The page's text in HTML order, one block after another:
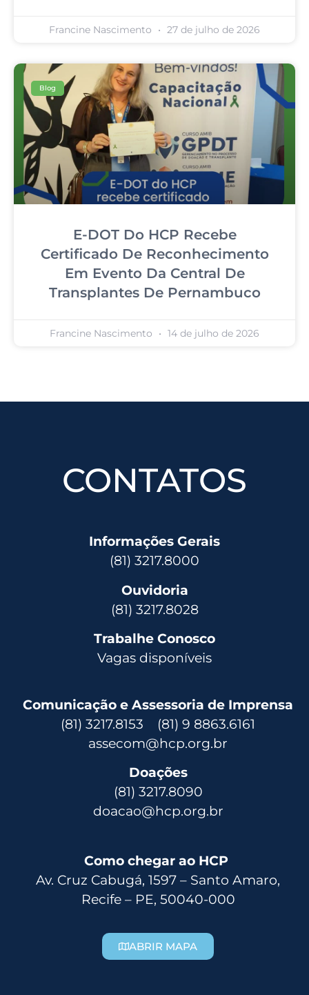
Francine Nascimento 27 de julho de 2026
Blog
E-DOT Do HCP Recebe
Certificado De Reconhecimento
Em Evento Da Central De
Transplantes De Pernambuco
Francine Nascimento 14 de julho de 2026
CONTATOS
Informações Gerais
(81) 3217.8000
Ouvidoria
(81) 3217.8028
Trabalhe Conosco
Vagas disponíveis
Comunicação e Assessoria de Imprensa
(81) 3217.8153 (81) 9 8863.6161
assecom@hcp.org.br
Doações
(81) 3217.8090
doacao@hcp.org.br
Como chegar ao HCP
Av. Cruz Cabugá, 1597 – Santo Amaro,
Recife – PE, 50040-000
ABRIR MAPA